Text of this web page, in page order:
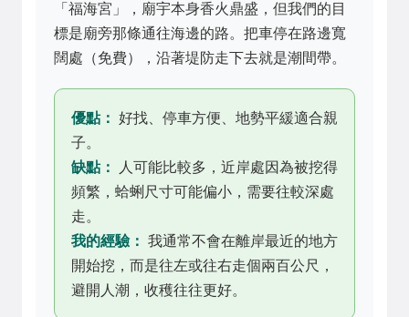
「福海宮」，廟宇本身香火鼎盛，但我們的目
標是廟旁那條通往海邊的路。把車停在路邊寬
闊處（免費），沿著堤防走下去就是潮間帶。
優點： 好找、停車方便、地勢平緩適合親
子。
缺點：
人可能比較多，近岸處因為被挖得
頻繁，蛤蜊尺寸可能偏小，需要往較深處
走。
我的經驗： 我通常不會在離岸最近的地方
開始挖，而是往左或往右走個兩百公尺，
避開人潮，收穫往往更好。